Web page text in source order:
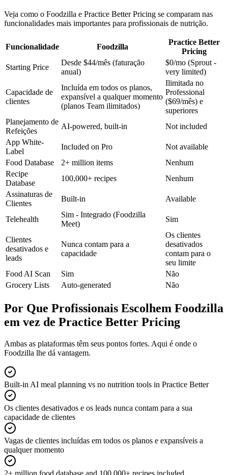
Veja como o Foodzilla e Practice Better Pricing se comparam nas
funcionalidades mais importantes para profissionais de nutrição.
Funcionalidade Foodzilla
Practice Better
Pricing
Starting Price
Desde $44/mês (faturação
anual)
$0/mo (Sprout -
very limited)
Capacidade de
clientes
Incluída em todos os planos,
expansível a qualquer momento
(planos Team ilimitados)
Ilimitada no
Professional
($69/mês) e
superiores
Planejamento de
Refeições
AI-powered, built-in
Not included
App White-
Label
Included on Pro
Not available
Food Database
2+ million items
Nenhum
Recipe
Database
100,000+ recipes
Nenhum
Assinaturas de
Clientes
Built-in Available
Telehealth
Sim - Integrado (Foodzilla
Meet)
Sim
Clientes
desativados e
leads
Nunca contam para a
capacidade
Os clientes
desativados
contam para o
seu limite
Food AI Scan
Sim
Não
Grocery Lists
Auto-generated Não
Por Que Profissionais Escolhem Foodzilla
em vez de Practice Better Pricing
Ambas as plataformas têm seus pontos fortes. Aqui é onde o
Foodzilla lhe dá vantagem.
Built-in AI meal planning vs no nutrition tools in Practice Better
Os clientes desativados e os leads nunca contam para a sua
capacidade de clientes
Vagas de clientes incluídas em todos os planos e expansíveis a
qualquer momento
2+ million food database and 100,000+ recipes included